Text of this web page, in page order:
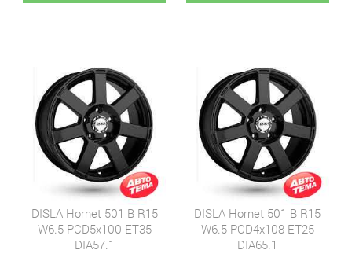
DISLA Hornet 501 B R15
W6.5 PCD5x100 ET35
DIA57.1
DISLA Hornet 501 B R15
W6.5 PCD4x108 ET25
DIA65.1